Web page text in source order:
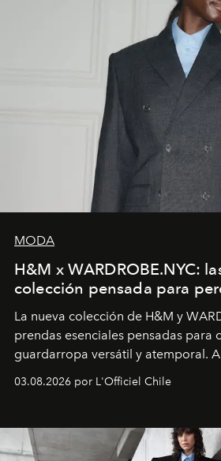
MODA
H&M x WARDROBE.NYC:
colección pensada para
La nueva colección de H&M y
prendas esenciales pensadas para
guardarropa versátil y atemporal.
lanzamiento, los fundadores de la
la asesora creativa y jefa de diseño
y la filosofía detrás de la
03.08.2026 por L'Officiel Chile